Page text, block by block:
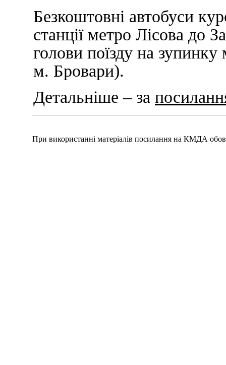
Безкоштовні автобуси
станції метро Лісова до
голови поїзду на
м. Бровари).
Детальніше – за
При використанні матеріалів посилання на КМДА